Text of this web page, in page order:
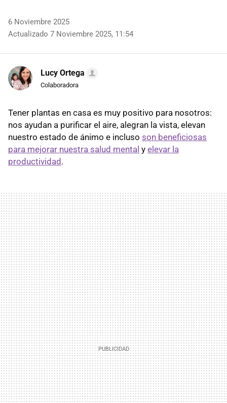
6 Noviembre 2025
Actualizado 7 Noviembre 2025, 11:54
Lucy Ortega
Colaboradora
Tener plantas en casa es muy positivo para nosotros:
nos ayudan a purificar el aire, alegran la vista, elevan
nuestro estado de ánimo e incluso son beneficiosas
para mejorar nuestra salud mental y elevar la
productividad .